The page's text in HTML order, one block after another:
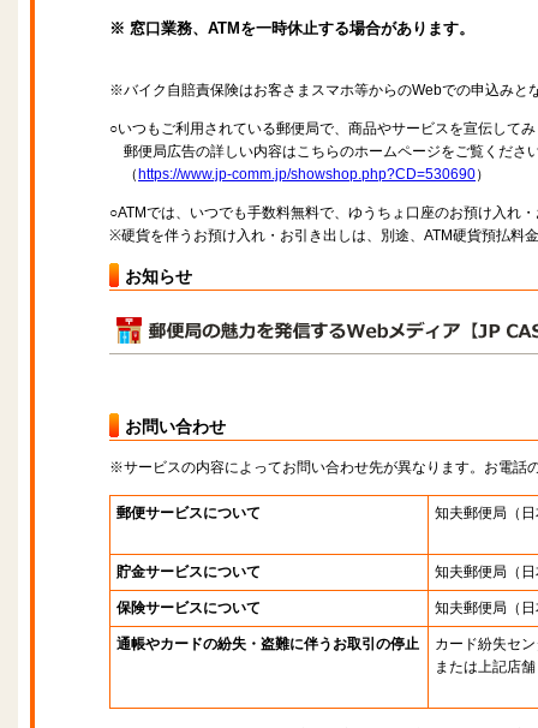
※ 窓口業務、ATMを一時休止する場合があります。
※バイク自賠責保険はお客さまスマホ等からのWebでの申込みと
○いつもご利用されている郵便局で、商品やサービスを宣伝して
郵便局広告の詳しい内容はこちらのホームページをご覧くださ
（ https://www.jp-comm.jp/showshop.php?CD=530690）
○ATMでは、いつでも手数料無料で、ゆうちょ口座のお預け入れ
※硬貨を伴うお預け入れ・お引き出しは、別途、ATM硬貨預払料
お知らせ
お問い合わせ
※サービスの内容によってお問い合わせ先が異なります。お電話
郵便サービスについて 知夫郵便局 （
貯金サービスについて 知夫郵便局 （
保険サービスについて 知夫郵便局 （
通帳やカードの紛失・盗難に伴うお取引の停止
カード紛失セ
または上記店舗